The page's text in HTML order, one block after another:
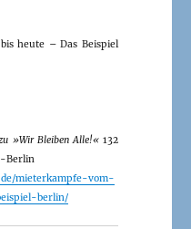
heute – Das Beispiel
»Wir Bleiben Alle!«132
Berlin
mieterkampfe-vom-
berlin/